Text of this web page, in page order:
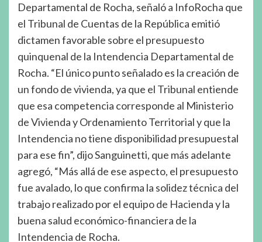
Departamental de Rocha, señaló a InfoRocha que
el Tribunal de Cuentas de la República emitió
dictamen favorable sobre el presupuesto
quinquenal de la Intendencia Departamental de
Rocha. “El único punto señalado es la creación de
un fondo de vivienda, ya que el Tribunal entiende
que esa competencia corresponde al Ministerio
de Vivienda y Ordenamiento Territorial y que la
Intendencia no tiene disponibilidad presupuestal
para ese fin”, dijo Sanguinetti, que más adelante
agregó, “Más allá de ese aspecto, el presupuesto
fue avalado, lo que confirma la solidez técnica del
trabajo realizado por el equipo de Hacienda y la
buena salud económico-financiera de la
Intendencia de Rocha.